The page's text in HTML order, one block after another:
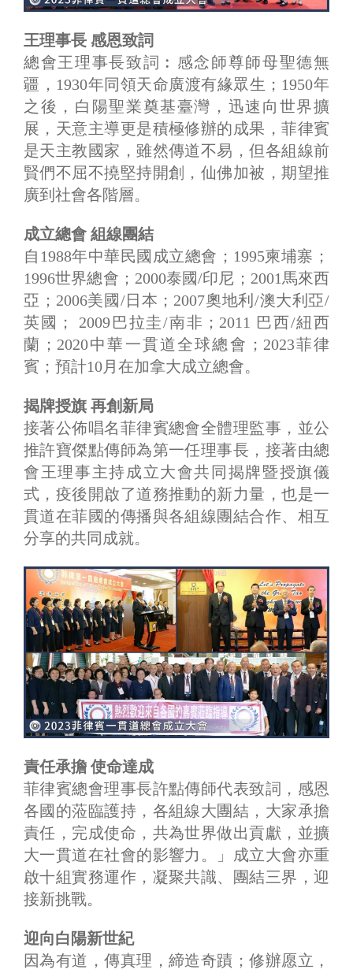
王理事長 感恩致詞
總會王理事長致詞︰感念師尊師母聖德無
疆，1930年同領天命廣渡有緣眾生；1950年
之後，白陽聖業奠基臺灣，迅速向世界擴
展，天意主導更是積極修辦的成果，菲律賓
是天主教國家，雖然傳道不易，但各組線前
賢們不屈不撓堅持開創，仙佛加被，期望推
廣到社會各階層。
成立總會 組線團結
自1988年中華民國成立總會；1995柬埔寨；
1996世界總會；2000泰國/印尼；2001馬來西
亞；2006美國/日本；2007奧地利/澳大利亞/
英國； 2009巴拉圭/南非；2011 巴西/紐西
蘭；2020中華一貫道全球總會；2023菲律
賓；預計10月在加拿大成立總會。
揭牌授旗 再創新局
接著公佈唱名菲律賓總會全體理監事，並公
推許寶傑點傳師為第一任理事長，接著由總
會王理事主持成立大會共同揭牌暨授旗儀
式，疫後開啟了道務推動的新力量，也是一
貫道在菲國的傳播與各組線團結合作、相互
分享的共同成就。
責任承擔 使命達成
菲律賓總會理事長許點傳師代表致詞，感恩
各國的蒞臨護持，各組線大團結，大家承擔
責任，完成使命，共為世界做出貢獻，並擴
大一貫道在社會的影響力。」成立大會亦重
啟十組實務運作，凝聚共識、團結三界，迎
接新挑戰。
迎向白陽新世紀
因為有道，傳真理，締造奇蹟；修辦愿立，